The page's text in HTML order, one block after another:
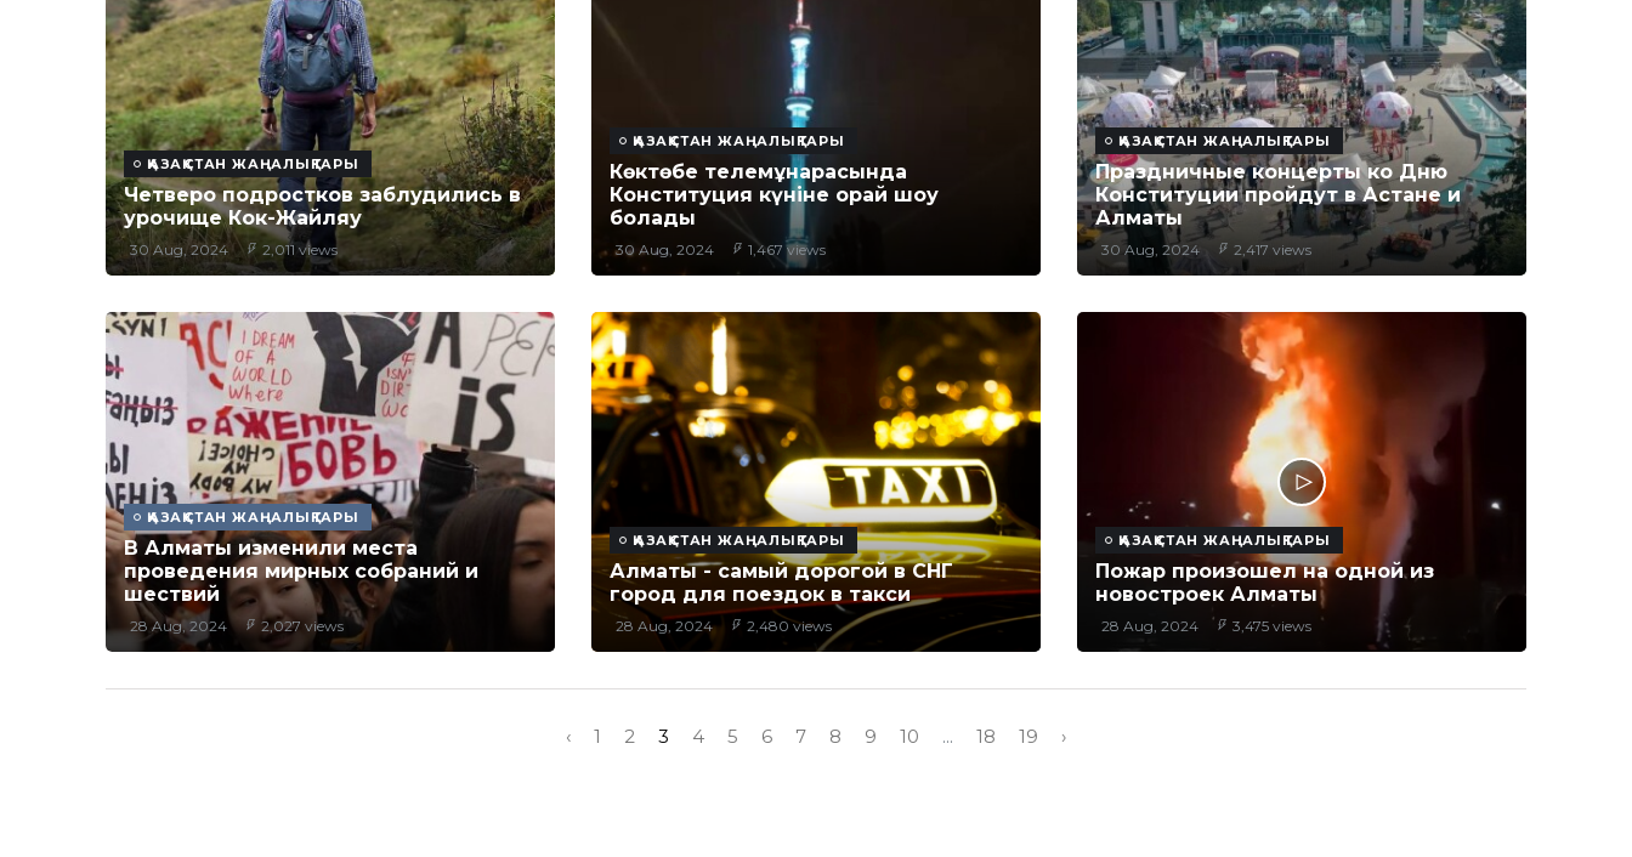
ҚАЗАҚСТАН ЖАҢАЛЫҚТАРЫ
Четверо подростков заблудились в
урочище Кок-Жайляу
30 Aug, 2024 2,011 views
ҚАЗАҚСТАН ЖАҢАЛЫҚТАРЫ
Көктөбе телемұнарасында
Конституция күніне орай шоу
болады
30 Aug, 2024 1,467 views
ҚАЗАҚСТАН ЖАҢАЛЫҚТАРЫ
Праздничные концерты ко Дню
Конституции пройдут в Астане и
Алматы
30 Aug, 2024 2,417 views
ҚАЗАҚСТАН ЖАҢАЛЫҚТАРЫ
В Алматы изменили места
проведения мирных собраний и
шествий
28 Aug, 2024 2,027 views
ҚАЗАҚСТАН ЖАҢАЛЫҚТАРЫ
Алматы - самый дорогой в СНГ
город для поездок в такси
28 Aug, 2024 2,480 views
ҚАЗАҚСТАН ЖАҢАЛЫҚТАРЫ
Пожар произошел на одной из
новостроек Алматы
28 Aug, 2024 3,475 views
‹ 1 2 3 4 5 6 7 8 9 10 ... 18 19 ›